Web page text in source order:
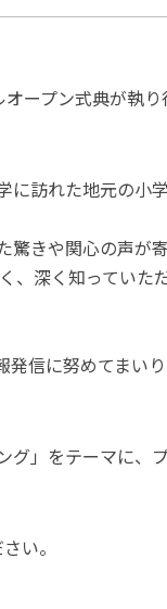
ープン式典が執
訪れた地元の小
きや関心の声が
、深く知っていた
信に努めてまいり
グ」をテーマに、
い。